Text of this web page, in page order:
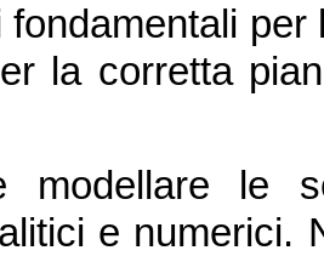
fondamentali
la corretta
modellare le
e numerici.